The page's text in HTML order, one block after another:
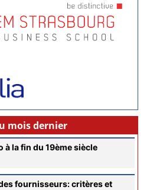
mois dernier
à la fin du 19ème siècle
fournisseurs: critères et